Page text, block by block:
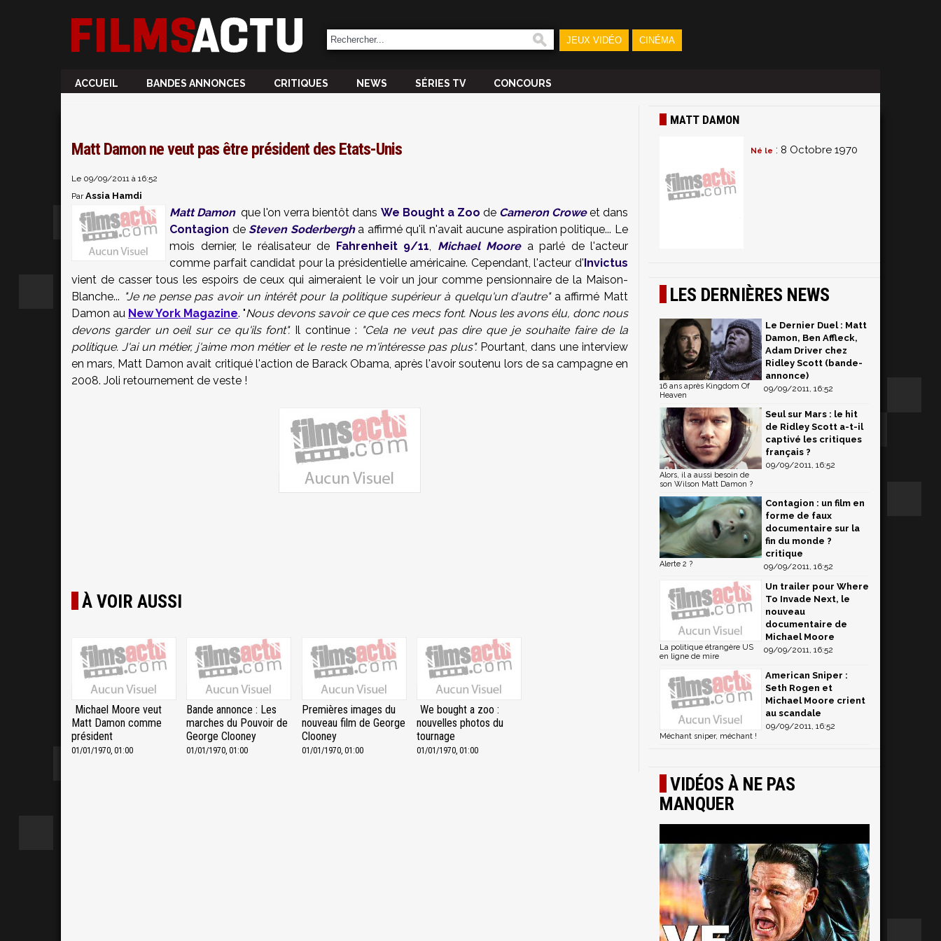
JEUX VIDÉO CINÉMA
ACCUEIL BANDES ANNONCES CRITIQUES NEWS SÉRIES TV CONCOURS
Matt Damon ne veut pas être président des Etats-Unis
Le 09/09/2011 à 16:52
ParAssia Hamdi
Matt Damon que l'on verra bientôt dans We Bought a Zoo de Cameron Croweet dans
Contagion deSteven Soderbergha affirmé qu'il n'avait aucune aspiration politique... Le
mois dernier, le réalisateur de Fahrenheit 9/11, Michael Moorea parlé de l'acteur
comme parfait candidat pour la présidentielle américaine. Cependant, l'acteur d'Invictus
vient de casser tous les espoirs de ceux qui aimeraient le voir un jour comme pensionnaire de la Maison-
Blanche... "Je ne pense pas avoir un intérêt pour la politique supérieur à quelqu'un d'autre"a affirmé Matt
Damon au New York Magazine. "Nous devons savoir ce que ces mecs font. Nous les avons élu, donc nous
devons garder un oeil sur ce qu'ils font".Il continue : "Cela ne veut pas dire que je souhaite faire de la
politique. J'ai un métier, j'aime mon métier et le reste ne m'intéresse pas plus". Pourtant, dans une interview
en mars, Matt Damon avait critiqué l'action de Barack Obama, après l'avoir soutenu lors de sa campagne en
2008. Joli retournement de veste !
À VOIR AUSSI
Michael Moore veut
Matt Damon comme
président
01/01/1970, 01:00
Bande annonce : Les
marches du Pouvoir de
George Clooney
01/01/1970, 01:00
Premières images du
nouveau film de George
Clooney
01/01/1970, 01:00
We bought a zoo :
nouvelles photos du
tournage
01/01/1970, 01:00
MATT DAMON
Né le : 8 Octobre 1970
LES DERNIÈRES NEWS
Le Dernier Duel : Matt
Damon, Ben Affleck,
Adam Driver chez
Ridley Scott (bande-
annonce)
09/09/2011, 16:52
16 ans après Kingdom Of
Heaven
Seul sur Mars : le hit
de Ridley Scott a-t-il
captivé les critiques
français ?
09/09/2011, 16:52
Alors, il a aussi besoin de
son Wilson Matt Damon ?
Contagion : un film en
forme de faux
documentaire sur la
fin du monde ?
critique
09/09/2011, 16:52
Alerte 2 ?
Un trailer pour Where
To Invade Next, le
nouveau
documentaire de
Michael Moore
09/09/2011, 16:52
La politique étrangère US
en ligne de mire
American Sniper :
Seth Rogen et
Michael Moore crient
au scandale
09/09/2011, 16:52
Méchant sniper, méchant !
VIDÉOS À NE PAS
MANQUER